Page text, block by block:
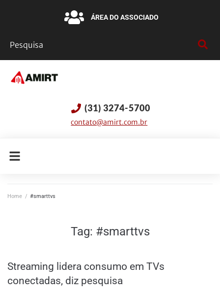
ÁREA DO ASSOCIADO
(31) 3274-5700
contato@amirt.com.br
Home / #smarttvs
Tag: #smarttvs
Streaming lidera consumo em TVs
conectadas, diz pesquisa